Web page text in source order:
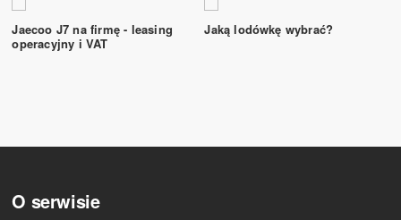
Jaecoo J7 na firmę - leasing
operacyjny i VAT
Jaką lodówkę wybrać?
O serwisie